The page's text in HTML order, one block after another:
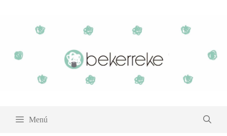
contenido
Menú